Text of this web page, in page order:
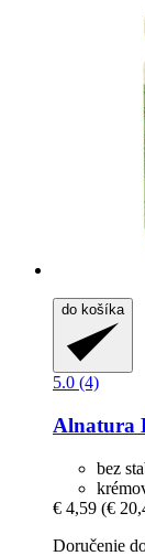
do košíka
5.0 (4)
Alnatura
bez
€ 4,59 (€
Doručenie